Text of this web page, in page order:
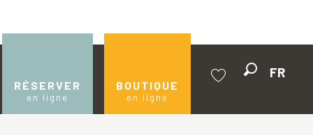
RÉSERVER
en ligne
BOUTIQUE
en ligne
FR